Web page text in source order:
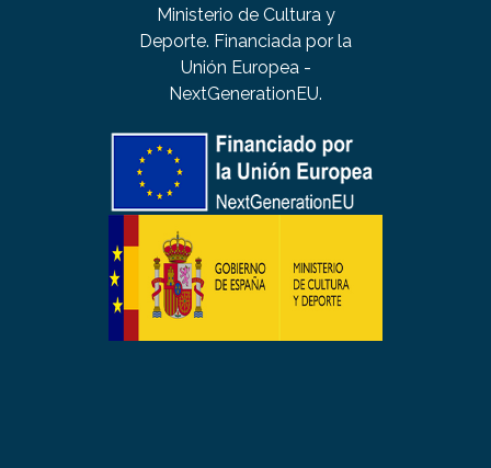
Ministerio de Cultura y
Deporte. Financiada por la
Unión Europea -
NextGenerationEU.